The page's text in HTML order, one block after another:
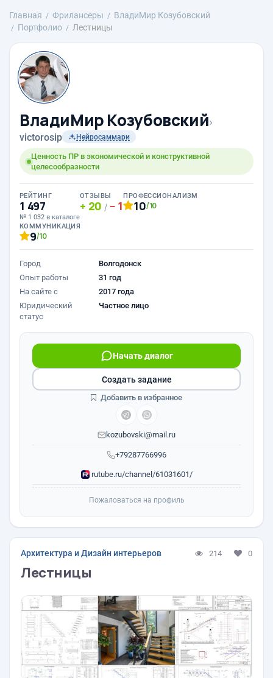
Главная Фрилансеры
ВладиМир Козубовский
Портфолио
Лестницы
ВладиМир Козубовский›
victorosip Нейросаммари
Ценность ПР в экономической и конструктивной
целесообразности
РЕЙТИНГ
1 497
№ 1 032 в каталоге
ОТЗЫВЫ
20 / 1
ПРОФЕССИОНАЛИЗМ
10/10
КОММУНИКАЦИЯ
9/10
Город
Волгодонск
Опыт работы
31 год
На сайте с
2017 года
Юридический
статус
Частное лицо
+79287766996
Начать диалог
kozubovski@mail.ru
rutube.ru/channel/61031601/
Создать задание
Добавить в избранное
Пожаловаться на профиль
Архитектура и Дизайн интерьеров 214 0
Лестницы